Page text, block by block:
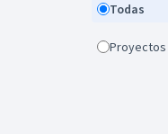
Todas
Proyectos